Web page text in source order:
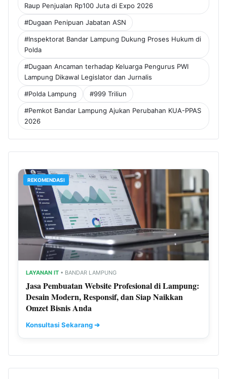
Raup Penjualan Rp100 Juta di Expo 2026
#Dugaan Penipuan Jabatan ASN
#Inspektorat Bandar Lampung Dukung Proses Hukum di
Polda
#Dugaan Ancaman terhadap Keluarga Pengurus PWI
Lampung Dikawal Legislator dan Jurnalis
#Polda Lampung #999 Triliun
#Pemkot Bandar Lampung Ajukan Perubahan KUA-PPAS
2026
REKOMENDASI
LAYANAN IT • BANDAR LAMPUNG
Jasa Pembuatan Website Profesional di Lampung:
Desain Modern, Responsif, dan Siap Naikkan
Omzet Bisnis Anda
Konsultasi Sekarang ➔